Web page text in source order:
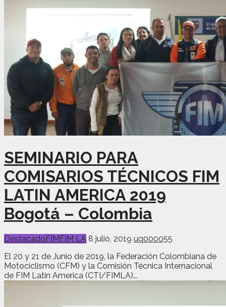
SEMINARIO PARA
COMISARIOS TÉCNICOS FIM
LATIN AMERICA 2019
Bogotá – Colombia
DestacadoFIMFIM LA 8 julio, 2019 uq000055
El 20 y 21 de Junio de 2019, la Federación Colombiana de
Motociclismo (CFM) y la Comisión Técnica Internacional
de FIM Latin America (CTI/FIMLA)...